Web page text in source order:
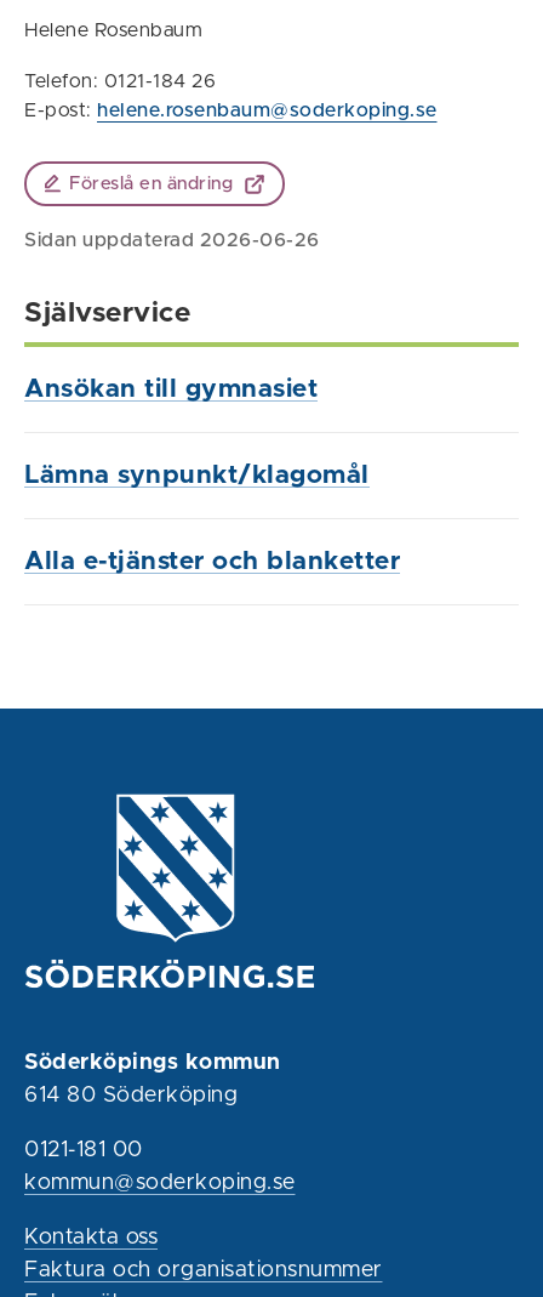
Helene Rosenbaum
Telefon: 0121-184 26
E-post: helene.rosenbaum@soderkoping.se
Föreslå en ändring
Sidan uppdaterad 2026-06-26
Självservice
Ansökan till gymnasiet
Lämna synpunkt/klagomål
Alla e-tjänster och blanketter
Söderköpings kommun
614 80 Söderköping
0121-181 00
kommun@soderkoping.se
Kontakta oss
Faktura och organisationsnummer